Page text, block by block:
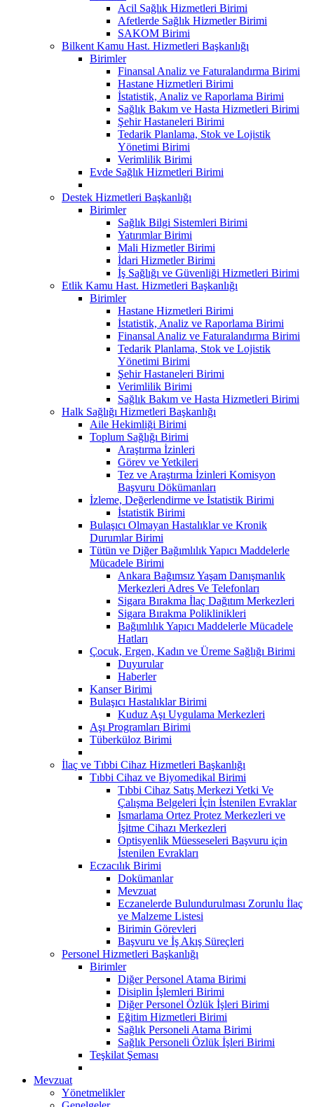
Acil Sağlık Hizmetleri Birimi
Afetlerde Sağlık Hizmetler Birimi
SAKOM Birimi
Bilkent Kamu Hast. Hizmetleri Başkanlığı
Birimler
Finansal Analiz ve Faturalandırma Birimi
Hastane Hizmetleri Birimi
İstatistik, Analiz ve Raporlama Birimi
Sağlık Bakım ve Hasta Hizmetleri Birimi
Şehir Hastaneleri Birimi
Tedarik Planlama, Stok ve Lojistik
Yönetimi Birimi
Verimlilik Birimi
Evde Sağlık Hizmetleri Birimi
Destek Hizmetleri Başkanlığı
Birimler
Sağlık Bilgi Sistemleri Birimi
Yatırımlar Birimi
Mali Hizmetler Birimi
İdari Hizmetler Birimi
İş Sağlığı ve Güvenliği Hizmetleri Birimi
Etlik Kamu Hast. Hizmetleri Başkanlığı
Birimler
Hastane Hizmetleri Birimi
İstatistik, Analiz ve Raporlama Birimi
Finansal Analiz ve Faturalandırma Birimi
Tedarik Planlama, Stok ve Lojistik
Yönetimi Birimi
Şehir Hastaneleri Birimi
Verimlilik Birimi
Sağlık Bakım ve Hasta Hizmetleri Birimi
Halk Sağlığı Hizmetleri Başkanlığı
Aile Hekimliği Birimi
Toplum Sağlığı Birimi
Araştırma İzinleri
Görev ve Yetkileri
Tez ve Araştırma İzinleri Komisyon
Başvuru Dökümanları
İzleme, Değerlendirme ve İstatistik Birimi
İstatistik Birimi
Bulaşıcı Olmayan Hastalıklar ve Kronik
Durumlar Birimi
Tütün ve Diğer Bağımlılık Yapıcı Maddelerle
Mücadele Birimi
Ankara Bağımsız Yaşam Danışmanlık
Merkezleri Adres Ve Telefonları
Sigara Bırakma İlaç Dağıtım Merkezleri
Sigara Bırakma Poliklinikleri
Bağımlılık Yapıcı Maddelerle Mücadele
Hatları
Çocuk, Ergen, Kadın ve Üreme Sağlığı Birimi
Duyurular
Haberler
Kanser Birimi
Bulaşıcı Hastalıklar Birimi
Kuduz Aşı Uygulama Merkezleri
Aşı Programları Birimi
Tüberküloz Birimi
İlaç ve Tıbbi Cihaz Hizmetleri Başkanlığı
Tıbbi Cihaz ve Biyomedikal Birimi
Tıbbi Cihaz Satış Merkezi Yetki Ve
Çalışma Belgeleri İçin İstenilen Evraklar
Ismarlama Ortez Protez Merkezleri ve
İşitme Cihazı Merkezleri
Optisyenlik Müesseseleri Başvuru için
İstenilen Evrakları
Eczacılık Birimi
Dokümanlar
Mevzuat
Eczanelerde Bulundurulması Zorunlu İlaç
ve Malzeme Listesi
Birimin Görevleri
Başvuru ve İş Akış Süreçleri
Personel Hizmetleri Başkanlığı
Birimler
Diğer Personel Atama Birimi
Disiplin İşlemleri Birimi
Diğer Personel Özlük İşleri Birimi
Eğitim Hizmetleri Birimi
Sağlık Personeli Atama Birimi
Sağlık Personeli Özlük İşleri Birimi
Teşkilat Şeması
Mevzuat
Yönetmelikler